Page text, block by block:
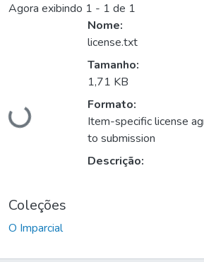
Agora exibindo 1 - 1 de 1
Carregando...
Nome:
license.txt
Tamanho:
1,71 KB
Formato:
Item-specific license
to submission
Descrição:
Coleções
O Imparcial